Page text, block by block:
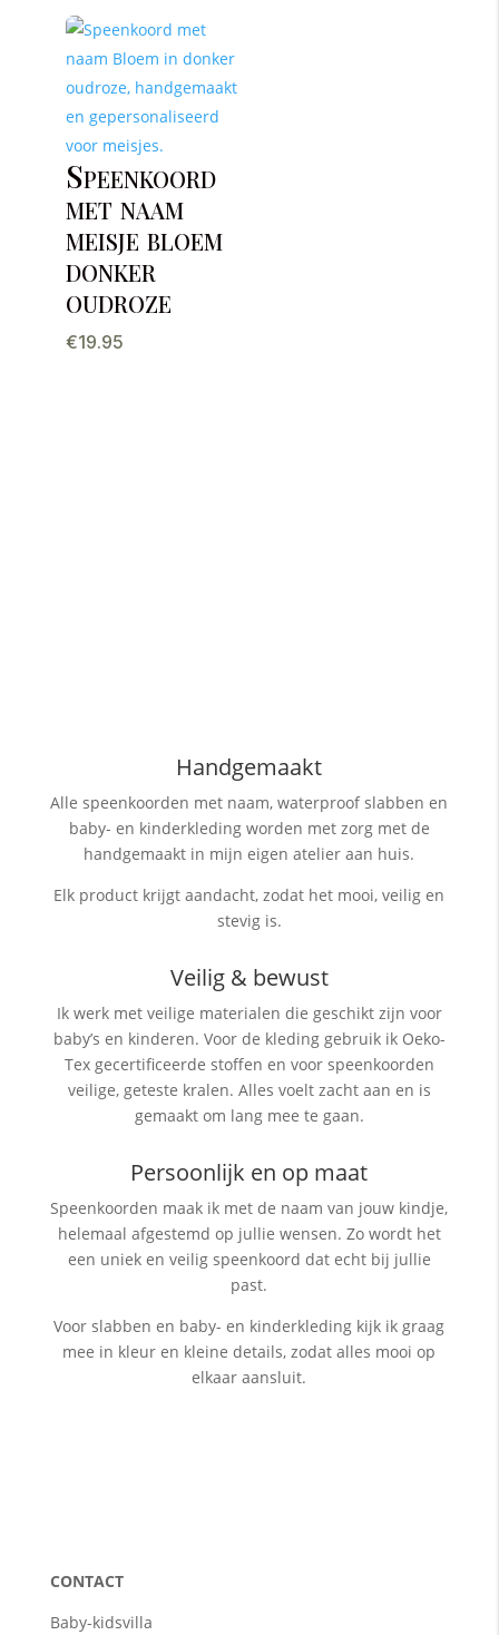
Speenkoord
met naam
meisje bloem
donker
oudroze
€19.95
Handgemaakt
Alle speenkoorden met naam, waterproof slabbenen
baby- en kinderkleding worden met zorg met de
handgemaakt in mijn eigen atelier aan huis.
Elk product krijgt aandacht, zodat het mooi, veilig en
stevig is.
Veilig & bewust
Ik werk met veilige materialen die geschikt zijn voor
baby’s en kinderen. Voor de kleding gebruik ik Oeko-
Tex gecertificeerde stoffen en voor speenkoorden
veilige, geteste kralen. Alles voelt zacht aan en is
gemaakt om lang mee te gaan.
Persoonlijk en op maat
Speenkoorden maak ik met de naam van jouw kindje,
helemaal afgestemd op jullie wensen. Zo wordt het
een uniek en veilig speenkoord dat echt bij jullie
past.
Voor slabben en baby- en kinderkleding kijk ik graag
mee in kleur en kleine details, zodat alles mooi op
elkaar aansluit.
CONTACT
Baby-kidsvilla